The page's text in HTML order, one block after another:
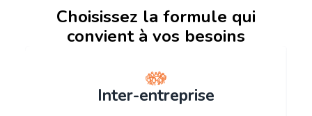
Choisissez la formule qui
convient à vos besoins
Inter-entreprise